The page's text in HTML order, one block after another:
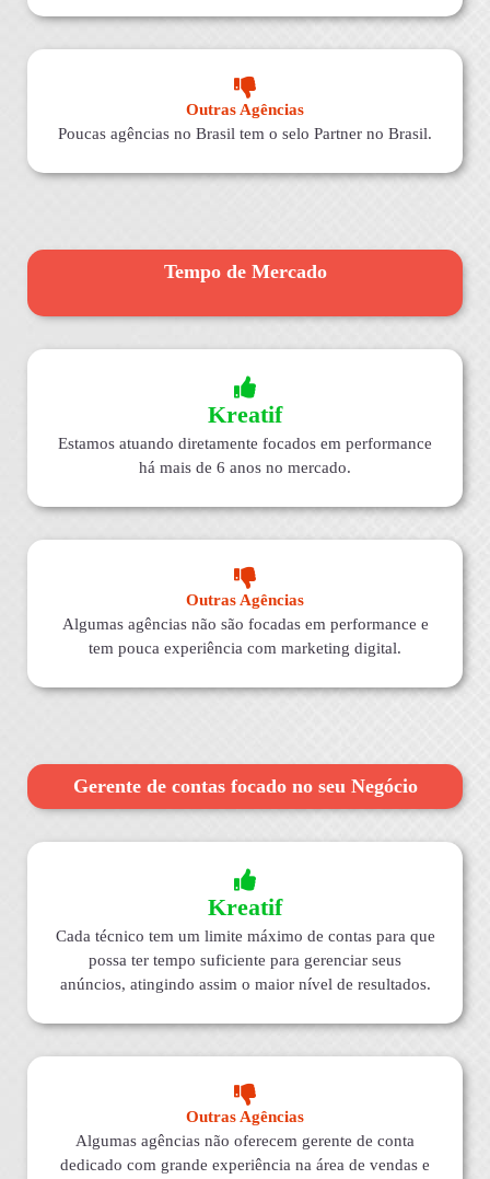
Outras Agências
Poucas agências no Brasil tem o selo Partner no Brasil.
Tempo de Mercado
Kreatif
Estamos atuando diretamente focados em performance
há mais de 6 anos no mercado.
Outras Agências
Algumas agências não são focadas em performance e
tem pouca experiência com marketing digital.
Gerente de contas focado no seu Negócio
Kreatif
Cada técnico tem um limite máximo de contas para que
possa ter tempo suficiente para gerenciar seus
anúncios, atingindo assim o maior nível de resultados.
Outras Agências
Algumas agências não oferecem gerente de conta
dedicado com grande experiência na área de vendas e